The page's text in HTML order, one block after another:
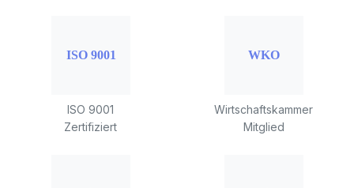
ISO 9001
Zertifiziert
Wirtschaftskammer
Mitglied